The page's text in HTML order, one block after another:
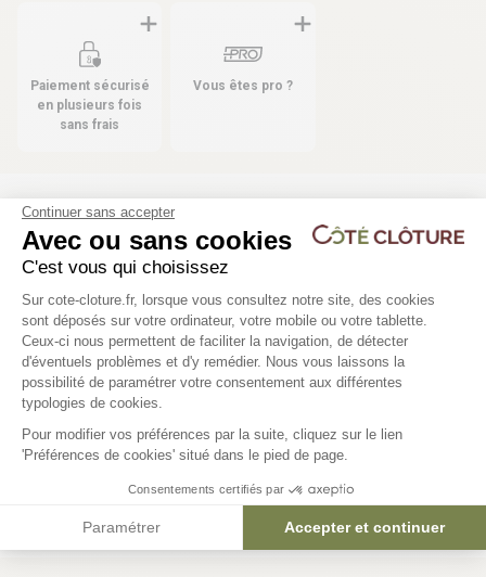
Paiement sécurisé
en plusieurs fois
sans frais
Vous êtes pro ?
Les produits compatibles
2 déclinaisons
Cloture barreaudée aluminium
H0m75 - MANOIR
161,58 €
Poteau sur platine
/ portillon - MANOIR
196,23 €
Continuer sans accepter
Avec ou sans cookies
C'est vous qui choisissez
Plateforme de Gestion du
Sur cote-cloture.fr, lorsque vous consultez notre site, des cookies
sont déposés sur votre ordinateur, votre mobile ou votre tablette.
Ceux-ci nous permettent de faciliter la navigation, de détecter
d'éventuels problèmes et d'y remédier. Nous vous laissons la
possibilité de paramétrer votre consentement aux différentes
typologies de cookies.
Pour modifier vos préférences par la suite, cliquez sur le lien
'Préférences de cookies' situé dans le pied de page.
Consentements certifiés par
Paramétrer Accepter et continuer
Axeptio consent